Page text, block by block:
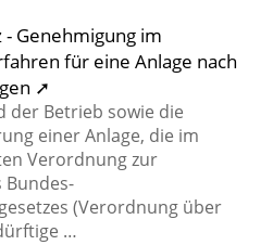
Genehmigung im
für eine Anlage nach
➚
der Betrieb sowie die
einer Anlage, die im
Verordnung zur
(Verordnung über
…